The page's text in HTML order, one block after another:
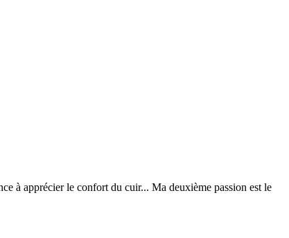
à apprécier le confort du cuir... Ma deuxième passion est le